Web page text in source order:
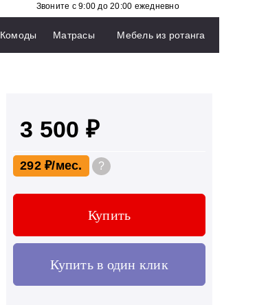
Звоните с 9:00 до 20:00 ежедневно
Комоды Матрасы Мебель из ротанга
3 500 ₽
292 ₽ ?
Купить
Купить в один клик